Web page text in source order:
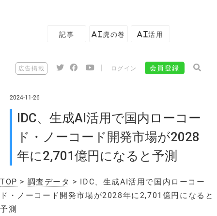
記事 AI虎の巻 AI活用
広告掲載 ログイン 会員登録
2024-11-26
IDC、生成AI活用で国内ローコー
ド・ノーコード開発市場が2028
年に2,701億円になると予測
TOP > 調査データ > IDC、生成AI活用で国内ローコー
ド・ノーコード開発市場が2028年に2,701億円になると
予測